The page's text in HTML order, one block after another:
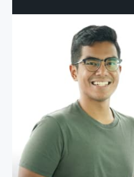
Sunsanee. A
Corporate